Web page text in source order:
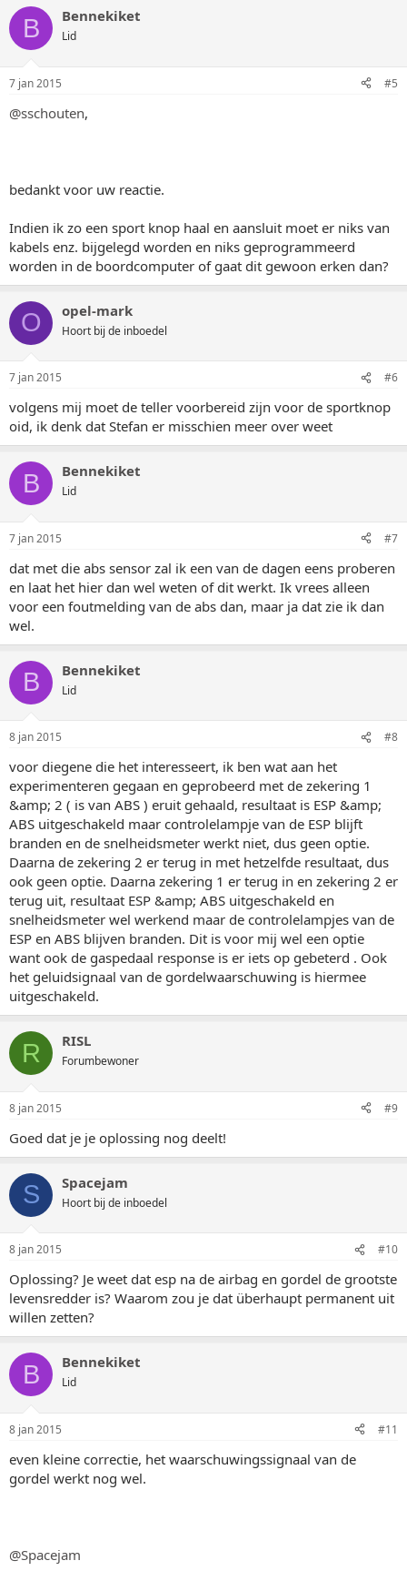
B Bennekiket
Lid
7 jan 2015 #5
@sschouten,
bedankt voor uw reactie.
Indien ik zo een sport knop haal en aansluit moet er niks van
kabels enz. bijgelegd worden en niks geprogrammeerd
worden in de boordcomputer of gaat dit gewoon erken dan?
O opel-mark
Hoort bij de inboedel
7 jan 2015 #6
volgens mij moet de teller voorbereid zijn voor de sportknop
oid, ik denk dat Stefan er misschien meer over weet
B Bennekiket
Lid
7 jan 2015 #7
dat met die abs sensor zal ik een van de dagen eens proberen
en laat het hier dan wel weten of dit werkt. Ik vrees alleen
voor een foutmelding van de abs dan, maar ja dat zie ik dan
wel.
B Bennekiket
Lid
8 jan 2015 #8
voor diegene die het interesseert, ik ben wat aan het
experimenteren gegaan en geprobeerd met de zekering 1
&amp; 2 ( is van ABS ) eruit gehaald, resultaat is ESP &amp;
ABS uitgeschakeld maar controlelampje van de ESP blijft
branden en de snelheidsmeter werkt niet, dus geen optie.
Daarna de zekering 2 er terug in met hetzelfde resultaat, dus
ook geen optie. Daarna zekering 1 er terug in en zekering 2 er
terug uit, resultaat ESP &amp; ABS uitgeschakeld en
snelheidsmeter wel werkend maar de controlelampjes van de
ESP en ABS blijven branden. Dit is voor mij wel een optie
want ook de gaspedaal response is er iets op gebeterd . Ook
het geluidsignaal van de gordelwaarschuwing is hiermee
uitgeschakeld.
R RISL
Forumbewoner
8 jan 2015 #9
Goed dat je je oplossing nog deelt!
S Spacejam
Hoort bij de inboedel
8 jan 2015 #10
Oplossing? Je weet dat esp na de airbag en gordel de grootste
levensredder is? Waarom zou je dat überhaupt permanent uit
willen zetten?
B Bennekiket
Lid
8 jan 2015 #11
even kleine correctie, het waarschuwingssignaal van de
gordel werkt nog wel.
@Spacejam